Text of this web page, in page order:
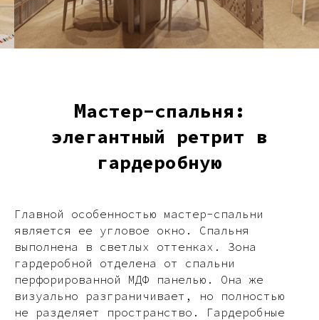
Мастер-спальня:
элегантный ретрит в
гардеробную
Главной особенностью мастер-спальни
является ее угловое окно. Спальня
выполнена в светлых оттенках. Зона
гардеробной отделена от спальни
перфорированной МДФ панелью. Она же
визуально разграничивает, но полностью
не разделяет пространство. Гардеробные